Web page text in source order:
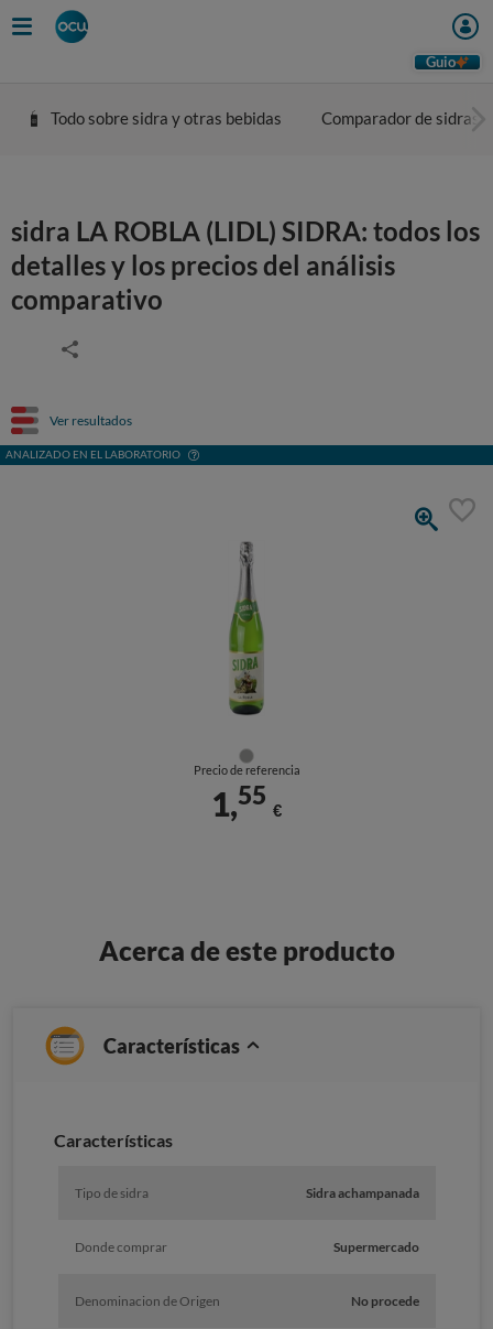
Guio
Todo sobre sidra y otras bebidas Comparador de sidras
sidra LA ROBLA (LIDL) SIDRA: todos los
detalles y los precios del análisis
comparativo
Ver resultados
ANALIZADO EN EL LABORATORIO
Precio de referencia
1,55
€
Acerca de este producto
Características
Caracterí­sticas
Tipo de sidra Sidra achampanada
Donde comprar Supermercado
Denominacion de Origen No procede